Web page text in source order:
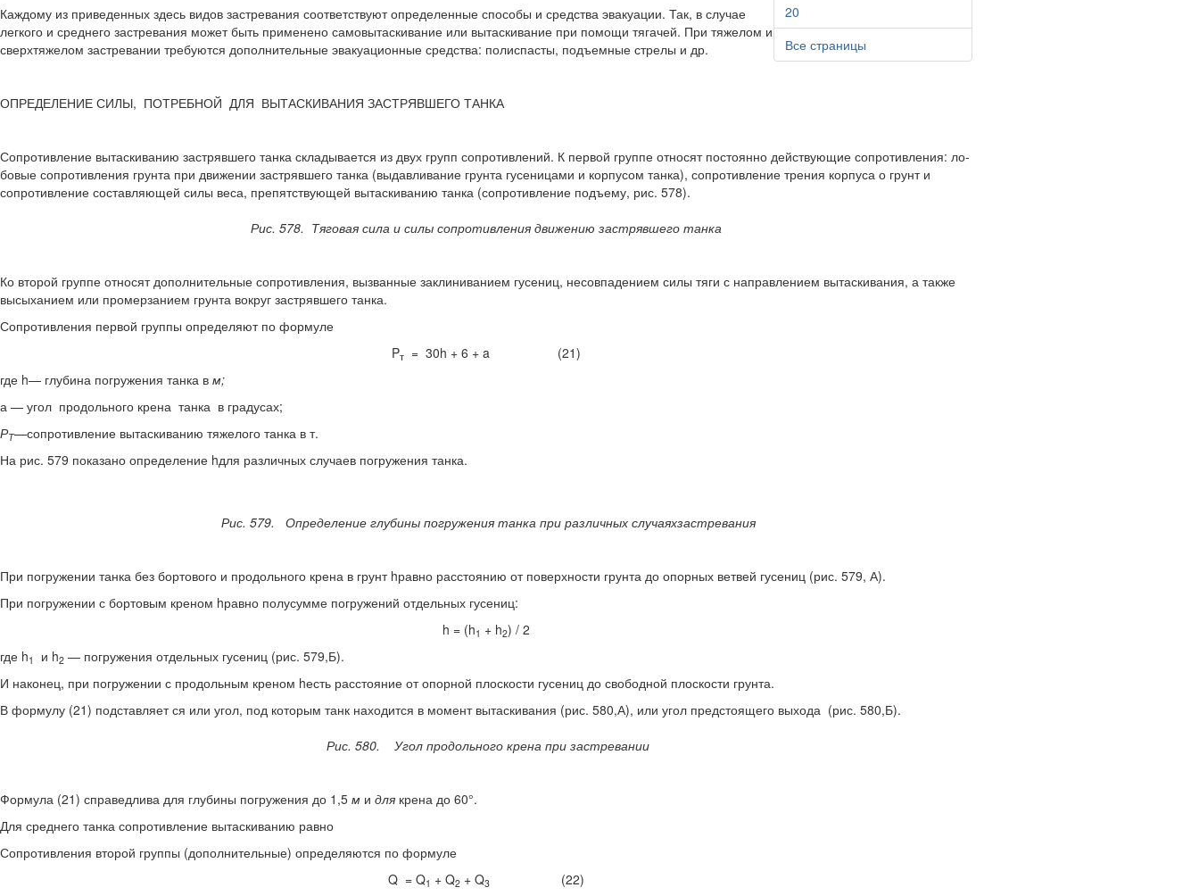
20
Все страницы
Каждому из приведенных здесь видов застревания соответствуют определенные способы и средства эвакуации. Так, в случае
легкого и среднего застревания может быть применено самовытаскивание или вы­таскивание при помощи тягачей. При тяжелом и
сверхтяжелом застре­вании требуются дополнительные эвакуационные средства: полиспасты, подъемные стрелы и др.
ОПРЕДЕЛЕНИЕ СИЛЫ, ПОТРЕБНОЙ ДЛЯ ВЫТАСКИВАНИЯ ЗАСТРЯВШЕГО ТАНКА
Сопротивление вытаскиванию застрявшего танка складывается из двух групп сопротивлений. К первой группе относят постоянно действующие сопротивления: ло­
бовые сопротивления грунта при движении застрявшего танка (выдавливание грунта гусеницами и корпусом танка), сопротивление трения корпуса о грунт и
сопротивле­ние составляющей силы веса, препятствующей вытаскиванию танка (сопротивление подъему, рис. 578).
Рис. 578. Тяговая сила и силы сопротивления движению застрявшего танка
Ко второй группе относят дополнительные сопротивления, вызванные заклинива­нием гусениц, несовпадением силы тяги с направлением вытаскивания, а также
высыханием или промерзанием грунта вокруг застрявшего танка.
Сопротивления первой группы определяют по формуле
Pт = 30h + 6 + a (21)
где h— глубина погружения танка в м;
а — угол продольного крена танка в градусах;
РТ—сопротивление вытаскиванию тяжелого танка в т.
На рис. 579 показано определение hдля различных случаев погружения танка.
Рис. 579. Определение глубины погружения танка при различных случаяхзастревания
При погружении танка без бортового и продольного крена в грунт hравно расстоя­нию от поверхности грунта до опорных ветвей гусениц (рис. 579, А).
При погружении с бортовым креном hравно полусумме погру­жений отдельных гусениц:
h = (h1 + h2) / 2
где h1 и h2 — погружения отдель­ных гусениц (рис. 579,Б).
И наконец, при погружении с продольным креном hесть рас­стояние от опорной плоскости гусениц до свободной плоскости грунта.
В формулу (21) подставляет ся или угол, под которым танк находится в момент вытаскивания (рис. 580,А), или угол предстоя­щего выхода (рис. 580,Б).
Рис. 580. Угол продольного крена при застревании
Формула (21) справедлива для глубины погружения до 1,5 м и для крена до 60°.
Для среднего танка сопроти­вление вытаскиванию равно
Сопротивления второй груп­пы (дополнительные) определяют­ся по формуле
Q = Q1 + Q2 + Q3
(22)